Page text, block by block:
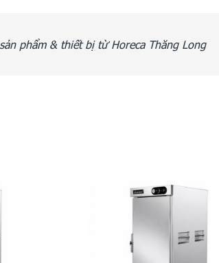
phẩm & thiết bị từ Horeca Thăng Long